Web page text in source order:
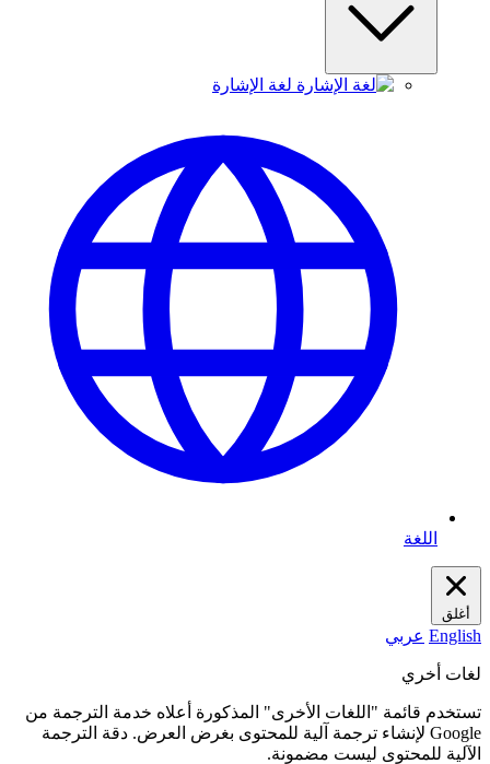
لغة الإشارة
اللغة
أغلق
English عربي
لغات أخري
تستخدم قائمة "اللغات الأخرى" المذكورة أعلاه خدمة الترجمة من
Google لإنشاء ترجمة آلية للمحتوى بغرض العرض. دقة الترجمة
الآلية للمحتوى ليست مضمونة.